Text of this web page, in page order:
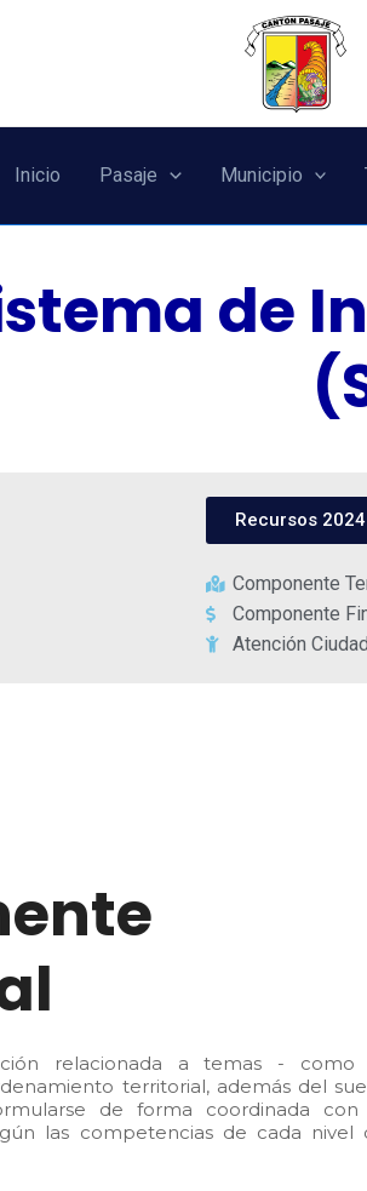
Inicio Pasaje Municipio
de
Recursos 2024
Componente
Componente
Atención
relacionada a temas - como
territorial, además del
de forma coordinada con
las competencias de cada nivel